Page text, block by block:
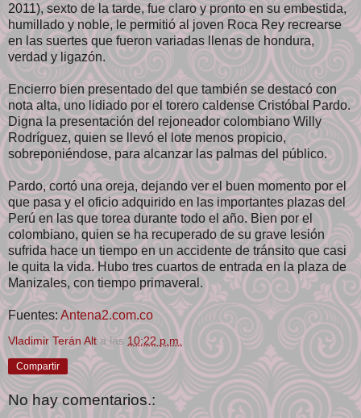
2011), sexto de la tarde, fue claro y pronto en su embestida,
humillado y noble, le permitió al joven Roca Rey recrearse
en las suertes que fueron variadas llenas de hondura,
verdad y ligazón.
Encierro bien presentado del que también se destacó con
nota alta, uno lidiado por el torero caldense Cristóbal Pardo.
Digna la presentación del rejoneador colombiano Willy
Rodríguez, quien se llevó el lote menos propicio,
sobreponiéndose, para alcanzar las palmas del público.
Pardo, cortó una oreja, dejando ver el buen momento por el
que pasa y el oficio adquirido en las importantes plazas del
Perú en las que torea durante todo el año. Bien por el
colombiano, quien se ha recuperado de su grave lesión
sufrida hace un tiempo en un accidente de tránsito que casi
le quita la vida. Hubo tres cuartos de entrada en la plaza de
Manizales, con tiempo primaveral.
Fuentes: Antena2.com.co
Vladimir Terán Alt a las 10:22 p.m.
Compartir
No hay comentarios.: